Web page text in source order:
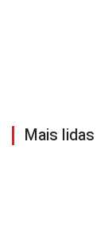
Mais lidas